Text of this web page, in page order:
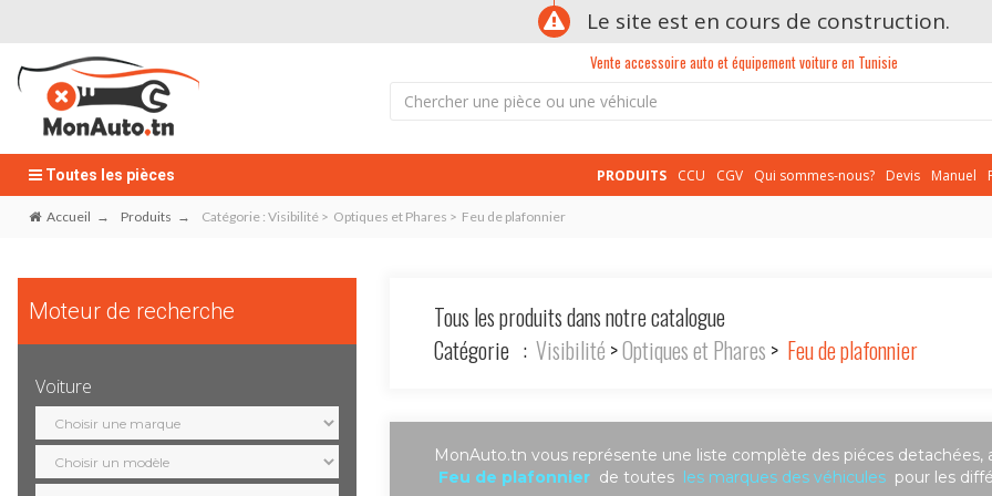
Le site est en cours de construction.
Vente accessoire auto et équipement voiture en Tunisie
Toutes les pièces PRODUITS CCU CGV Qui sommes-nous? Devis Manuel
Accueil Produits Catégorie : Visibilité > Optiques et Phares > Feu de plafonnier
Moteur de recherche
Voiture
Sélection
marque
Sélection
modèle
Sélection
Tous les produits dans notre catalogue
Catégorie : Visibilité >Optiques et Phares >Feu de plafonnier
MonAuto.tn vous représente une liste complète des piéces
Feu de plafonnierde toutes les marques des véhiculespour les